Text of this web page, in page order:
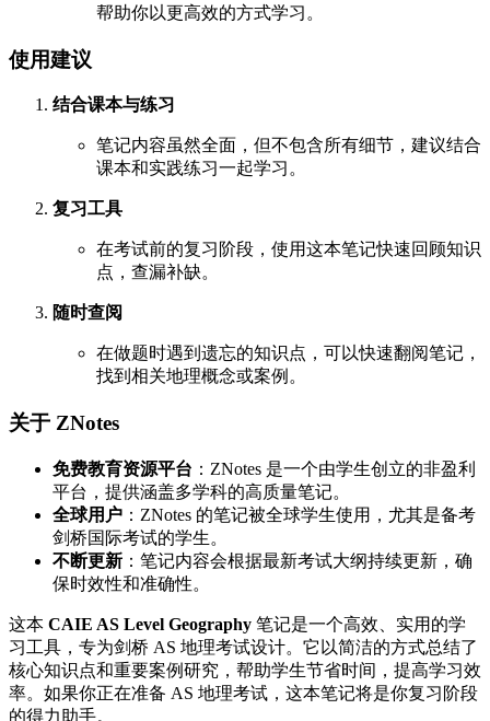
帮助你以更高效的方式学习。
使用建议
结合课本与练习
笔记内容虽然全面，但不包含所有细节，建议结合
课本和实践练习一起学习。
复习工具
在考试前的复习阶段，使用这本笔记快速回顾知识
点，查漏补缺。
随时查阅
在做题时遇到遗忘的知识点，可以快速翻阅笔记，
找到相关地理概念或案例。
关于 ZNotes
免费教育资源平台 ：ZNotes 是一个由学生创立的非盈利
平台，提供涵盖多学科的高质量笔记。
全球用户 ：ZNotes 的笔记被全球学生使用，尤其是备考
剑桥国际考试的学生。
不断更新 ：笔记内容会根据最新考试大纲持续更新，确
保时效性和准确性。
这本 CAIE AS Level Geography 笔记是一个高效、实用的学
习工具，专为剑桥 AS 地理考试设计。它以简洁的方式总结了
核心知识点和重要案例研究，帮助学生节省时间，提高学习效
率。如果你正在准备 AS 地理考试，这本笔记将是你复习阶段
的得力助手。